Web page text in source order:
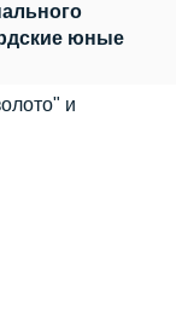
юные
и